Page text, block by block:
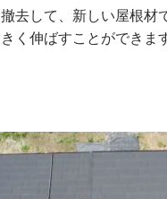
去して、新しい屋根
く伸ばすことができま